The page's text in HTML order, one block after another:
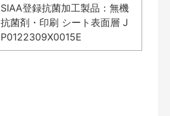
SIAA登録抗菌加工製品：無機
抗菌剤・印刷 シート表面層 J
P0122309X0015E